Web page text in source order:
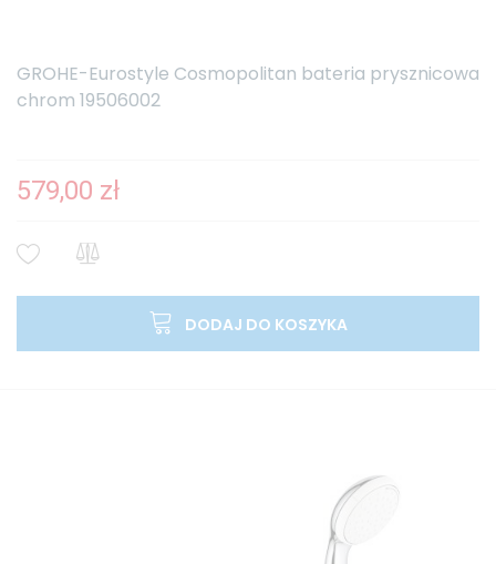
GROHE-Eurostyle Cosmopolitan bateria prysznicowa
chrom 19506002
579,00 zł
DODAJ DO KOSZYKA